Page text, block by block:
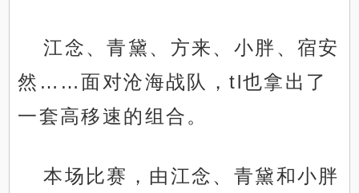
江念、青黛、方来、小胖、宿安
然……面对沧海战队，tl也拿出了
一套高移速的组合。
本场比赛，由江念、青黛和小胖